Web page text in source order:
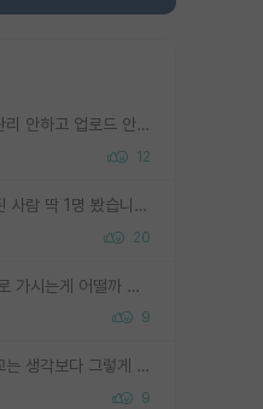
그냥 랩실 홈페이지 관리 안하고 업로드 안한거 아님?
12
서성한 박사로 교수 된 사람 딱 1명 봤습니다. 근데 지방대 박사로 교수된 거는 기적이 일어나야되요. 서성한 학부부터여도 빡센게 교수임용일텐데 지방대박사로 무슨 교수가 되나요...... 중소기업/중견기업 팀장급/연구소장급이나 될거 같네요.
20
옮기시려면 미국박사로 가시는게 어떨까 싶네요. 교수가 꿈이면 미국박사 하고 미국교수 까지 같이 노리시는게 기회가 많지 않을까요?
9
교수 뽑는데 출신 학교는 생각보다 그렇게 안 봄. 앞으로는 더 안 보게 될거임. 박사는 어디서 진행해도 됨. 단, 제대로 쌓고 좋은 실적 만들 수 있다면. 그런데 지방대는 그럴 가능성이 지극히 낮음. 나만 열심히 잘 하면 된다? 인간은 주변 환경에 지배되는 나약한 존재임. 주변의 지방대 대학원생과 섞이고 지방 특유의 여유로움 또는 나쁘게 얘기해서 나태함에 젖어 살다보면 교수의 꿈 자체를 잊어버리게 될 가능성도 있음. 주변 환경이 70~80%임.
9